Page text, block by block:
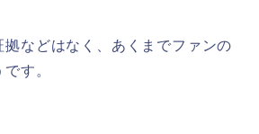
拠などはなく、あくまでファンの
す。